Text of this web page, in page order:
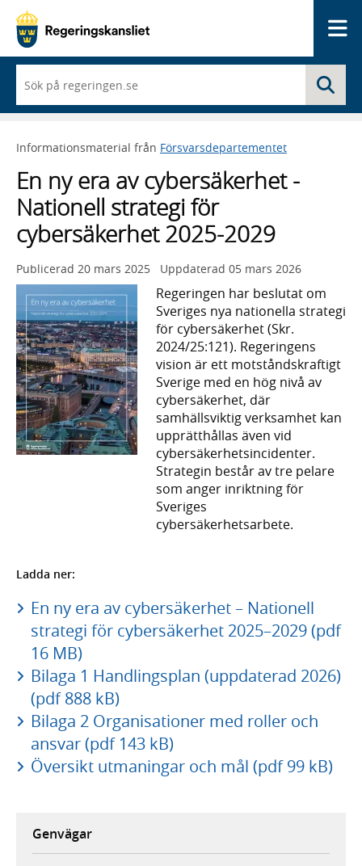
du
börjar
skriva
framträder
lista
med
sökförslag
Informationsmaterial från Försvarsdepartementet
En ny era av cybersäkerhet -
Nationell strategi för
cybersäkerhet 2025-2029
Publicerad 20 mars 2025 Uppdaterad 05 mars 2026
Regeringen har beslutat om
Sveriges nya nationella strategi
för cybersäkerhet (Skr.
2024/25:121). Regeringens
vision är ett motståndskraftigt
Sverige med en hög nivå av
cybersäkerhet, där
samhällsviktig verksamhet kan
upprätthållas även vid
cybersäkerhetsincidenter.
Strategin består av tre pelare
som anger inriktning för
Sveriges
cybersäkerhetsarbete.
Ladda ner:
En ny era av cybersäkerhet – Nationell
strategi för cybersäkerhet 2025–2029 (pdf
16 MB)
Bilaga 1 Handlingsplan (uppdaterad 2026)
(pdf 888 kB)
Bilaga 2 Organisationer med roller och
ansvar (pdf 143 kB)
Översikt utmaningar och mål (pdf 99 kB)
Genvägar